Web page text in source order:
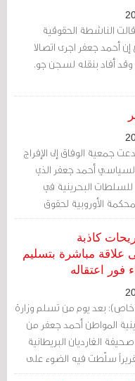
نظام "النشرة الحمراء"
الناشطة الحقوقية
إن أحمد جعفر اجرى اتصالا
وقد أفاد بنقله لسجن جو.
جمعية الوفاق إلى الإفراج
أحمد جعفر الذي
البحرينية في
الأوروبية لحقوق
كاذبة
علاقة مباشرة بتسليم
اعتقاله
(خاص): بعد يوم من تسلم وزارة
المواطن أحمد جعفر من
الغارديان البريطانية
تقريراً سلّطت فيه الضوء على
القضية الأولى من نوعها منذ